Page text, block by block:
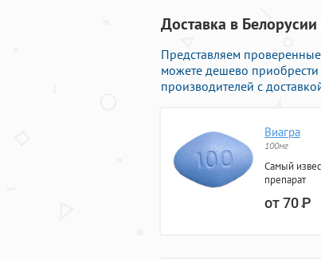
Доставка в
Представляем
можете дешево приобрести
производителей с
Виагра
100мг
Самый
препарат
от 70Р